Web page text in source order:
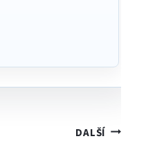
DALŠÍ